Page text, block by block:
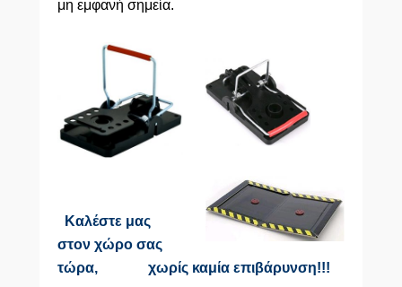
μη εμφανή σημεία.
Καλέστε μας
στον χώρο σας
τώρα, χωρίς καμία επιβάρυνση!!!